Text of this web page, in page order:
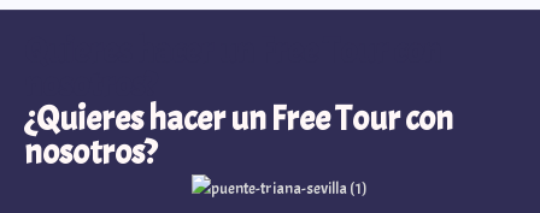
¿Quieres hacer un Free Tour con
nosotros?